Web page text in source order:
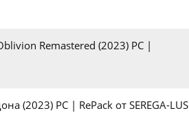
Remastered (2023) PC |
(2023) PC | RePack от SEREGA-LUS